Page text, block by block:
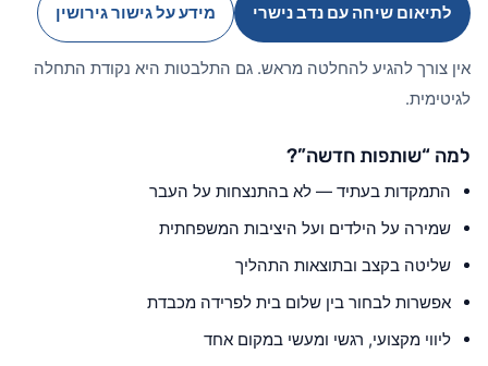
לתיאום שיחה עם נדב נישרי מידע על גישור גירושין
אין צורך להגיע להחלטה מראש. גם התלבטות היא נקודת התחלה
לגיטימית.
למה “שותפות חדשה”?
התמקדות בעתיד — לא בהתנצחות על העבר
שמירה על הילדים ועל היציבות המשפחתית
שליטה בקצב ובתוצאות התהליך
אפשרות לבחור בין שלום בית לפרידה מכבדת
ליווי מקצועי, רגשי ומעשי במקום אחד